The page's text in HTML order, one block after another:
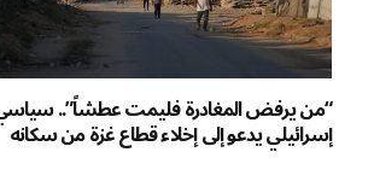
“من يرفض المغادرة فليمت عطشاً”..
إسرائيلي يدعو إلى إخلاء قطاع غزة من سكانه